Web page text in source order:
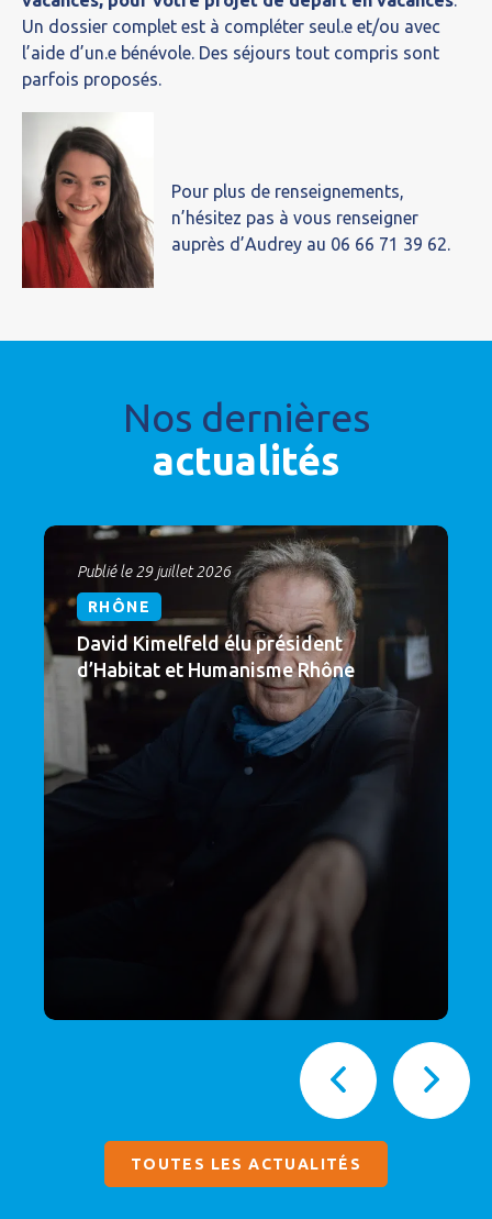
Un dossier complet est à compléter seul.e et/ou avec
l’aide d’un.e bénévole. Des séjours tout compris sont
parfois proposés.
Pour plus de renseignements,
n’hésitez pas à vous renseigner
auprès d’Audrey au 06 66 71 39 62.
Nos dernières
actualités
Publié le 29 juillet 2026
RHÔNE
David Kimelfeld élu président
d’Habitat et Humanisme Rhône
TOUTES LES ACTUALITÉS